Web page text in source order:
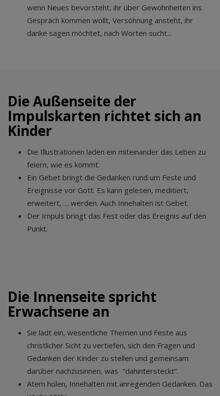
wenn Neues bevorsteht, ihr über Gewohnheiten ins
Gespräch kommen wollt, Versöhnung ansteht, ihr
danke sagen möchtet, nach Worten sucht...
Die Außenseite der
Impulskarten richtet sich an
Kinder
Die Illustrationen laden ein miteinander das Leben zu
feiern, wie es kommt.
Ein Gebet bringt die Gedanken rund um Feste und
Ereignisse vor Gott. Es kann gelesen, meditiert,
erweitert, … werden. Auch Innehalten ist Gebet.
Der Impuls bringt das Fest oder das Ereignis auf den
Punkt.
Die Innenseite spricht
Erwachsene an
Sie lädt ein, wesentliche Themen und Feste aus
christlicher Sicht zu vertiefen, sich den Fragen und
Gedanken der Kinder zu stellen und gemeinsam
darüber nachzusinnen, was "dahintersteckt”.
Atem holen, Innehalten mit anregenden Gedanken. Das